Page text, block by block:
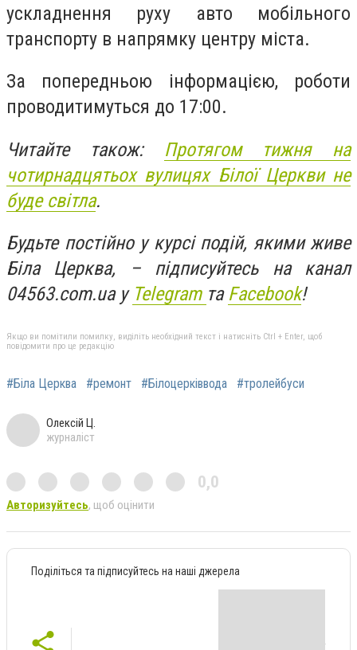
ускладнення руху авто мобільного
транспорту в напрямку центру міста.
За попередньою інформацією, роботи
проводитимуться до 17:00.
Читайте також: Протягом тижня на
чотирнадцятьох вулицях Білої Церкви не
буде світла.
Будьте постійно у курсі подій, якими живе
Біла Церква, – підписуйтесь на канал
04563.com.ua у Telegram та Facebook!
Якщо ви помітили помилку, виділіть необхідний текст і натисніть Ctrl + Enter, щоб
повідомити про це редакцію
#Біла Церква #ремонт #Білоцерківвода #тролейбуси
Олексій Ц.
журналіст
0,0
Авторизуйтесь, щоб оцінити
Поділіться та підписуйтесь на наші джерела